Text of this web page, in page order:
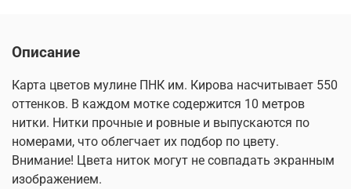
Описание
Карта цветов мулине ПНК им. Кирова насчитывает 550
оттенков. В каждом мотке содержится 10 метров
нитки. Нитки прочные и ровные и выпускаются по
номерами, что облегчает их подбор по цвету.
Внимание! Цвета ниток могут не совпадать экранным
изображением.